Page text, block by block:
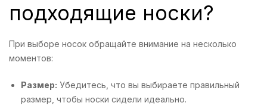
подходящие носки?
При выборе носок обращайте внимание на несколько
моментов:
Размер: Убедитесь, что вы выбираете правильный
размер, чтобы носки сидели идеально.